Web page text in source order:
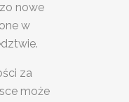
nowe
w
za
może